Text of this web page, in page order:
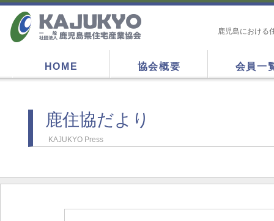
鹿児島における
HOME 協会概要 会員一
鹿住協だより
KAJUKYO Press